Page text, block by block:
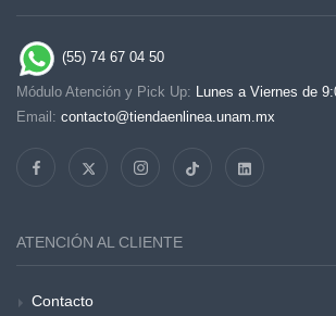
(55) 74 67 04 50
Módulo Atención y Pick Up: Lunes a Viernes de
Email: contacto@tiendaenlinea.unam.mx
ATENCIÓN AL CLIENTE
Contacto